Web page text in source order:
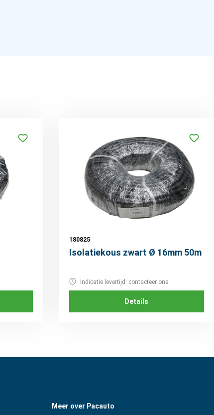
180825
Isolatiekous zwart Ø 16mm 50m
Indicatie levertijd: contacteer ons
Details
Meer over Pacauto